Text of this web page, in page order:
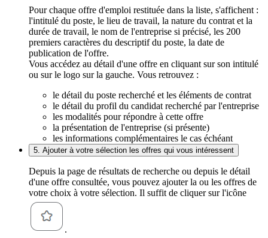
Pour chaque offre d'emploi restituée dans la liste, s'affichent :
l'intitulé du poste, le lieu de travail, la nature du contrat et la
durée de travail, le nom de l'entreprise si précisé, les 200
premiers caractères du descriptif du poste, la date de
publication de l'offre.
Vous accédez au détail d'une offre en cliquant sur son intitulé
ou sur le logo sur la gauche. Vous retrouvez :
le détail du poste recherché et les éléments de contrat
le détail du profil du candidat recherché par l'entreprise
les modalités pour répondre à cette offre
la présentation de l'entreprise (si présente)
les informations complémentaires le cas échéant
5. Ajouter à votre sélection les offres qui vous intéressent
Depuis la page de résultats de recherche ou depuis le détail
d'une offre consultée, vous pouvez ajouter la ou les offres de
votre choix à votre sélection. Il suffit de cliquer sur l'icône
.